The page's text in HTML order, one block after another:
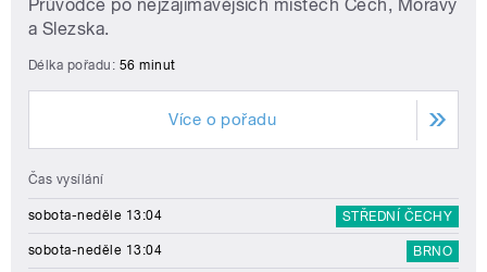
Průvodce po nejzajímavějších místech Čech, Moravy
a Slezska.
Délka pořadu: 56 minut
Více o pořadu
Čas vysílání
sobota-neděle 13:04 STŘEDNÍ ČECHY
sobota-neděle 13:04 BRNO